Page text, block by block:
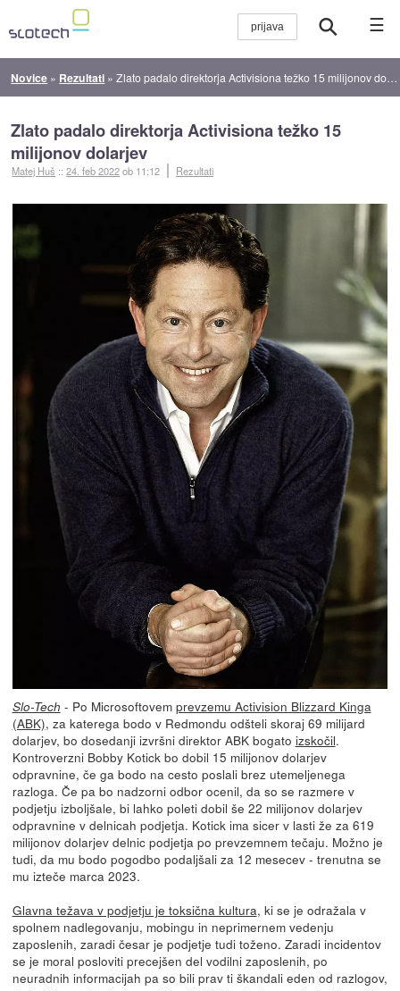
☰
Novice » Rezultati »Zlato padalo direktorja Activisiona težko 15 milijonov dolarjev
Zlato padalo direktorja Activisiona težko 15
milijonov dolarjev
Matej Huš ::24. feb 2022ob 11:12 Rezultati
Slo-Tech - Po Microsoftovem prevzemu Activision Blizzard Kinga
(ABK), za katerega bodo v Redmondu odšteli skoraj 69 milijard
dolarjev, bo dosedanji izvršni direktor ABK bogato izskočil.
Kontroverzni Bobby Kotick bo dobil 15 milijonov dolarjev
odpravnine, če ga bodo na cesto poslali brez utemeljenega
razloga. Če pa bo nadzorni odbor ocenil, da so se razmere v
podjetju izboljšale, bi lahko poleti dobil še 22 milijonov dolarjev
odpravnine v delnicah podjetja. Kotick ima sicer v lasti že za 619
milijonov dolarjev delnic podjetja po prevzemnem tečaju. Možno je
tudi, da mu bodo pogodbo podaljšali za 12 mesecev - trenutna se
mu izteče marca 2023.
Glavna težava v podjetju je toksična kultura, ki se je odražala v
spolnem nadlegovanju, mobingu in neprimernem vedenju
zaposlenih, zaradi česar je podjetje tudi toženo. Zaradi incidentov
se je moral posloviti precejšen del vodilni zaposlenih, po
neuradnih informacijah pa so bili prav ti škandali eden od razlogov,